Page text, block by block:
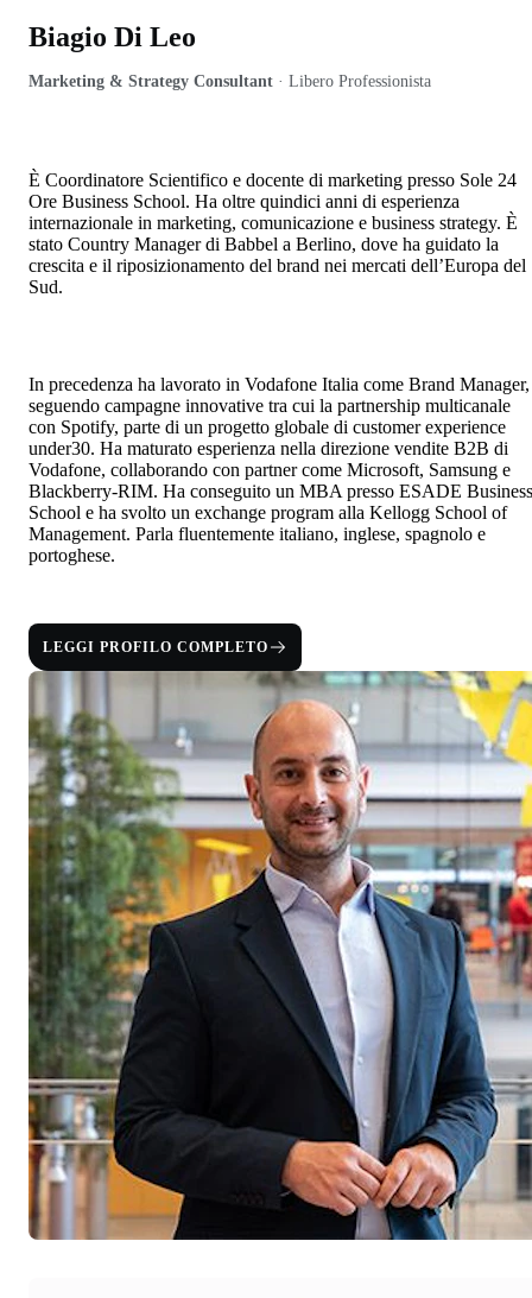
Biagio Di Leo
Marketing & Strategy Consultant · Libero Professionista
È Coordinatore Scientifico e docente di marketing presso Sole 24
Ore Business School. Ha oltre quindici anni di esperienza
internazionale in marketing, comunicazione e business strategy. È
stato Country Manager di Babbel a Berlino, dove ha guidato la
crescita e il riposizionamento del brand nei mercati dell’Europa del
Sud.
In precedenza ha lavorato in Vodafone Italia come Brand Manager,
seguendo campagne innovative tra cui la partnership multicanale
con Spotify, parte di un progetto globale di customer experience
under30. Ha maturato esperienza nella direzione vendite B2B di
Vodafone, collaborando con partner come Microsoft, Samsung e
Blackberry-RIM. Ha conseguito un MBA presso ESADE Business
School e ha svolto un exchange program alla Kellogg School of
Management. Parla fluentemente italiano, inglese, spagnolo e
portoghese.
LEGGI PROFILO COMPLETO